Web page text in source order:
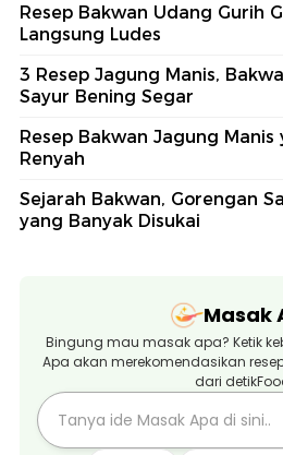
Resep Bakwan Udang Gurih
Langsung Ludes
3 Resep Jagung Manis,
Sayur Bening Segar
Resep Bakwan Jagung Manis
Renyah
Sejarah Bakwan, Gorengan
yang Banyak Disukai
Masak
Bingung mau masak apa? Ketik
Apa akan merekomendasikan
dari